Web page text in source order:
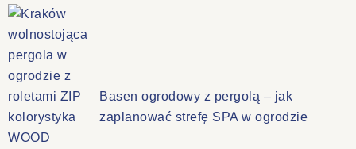
Basen ogrodowy z pergolą – jak
zaplanować strefę SPA w ogrodzie